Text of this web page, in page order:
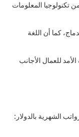
تكنولوجيا المعلومات
كما أن اللغة
للعمال الأجانب
الشهرية بالدولار: